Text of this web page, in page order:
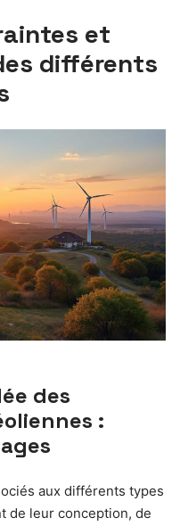
et
différents
des
:
aux différents types
de leur conception, de